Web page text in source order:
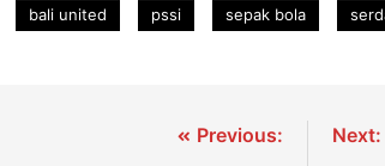
bali united pssi sepak bola
Previous:
Next: